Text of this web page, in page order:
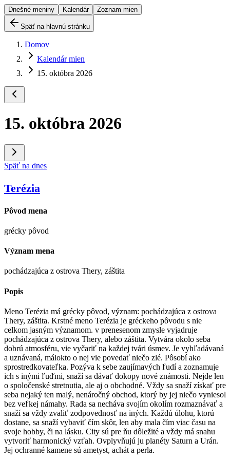
Dnešné meniny Kalendár Zoznam mien
Späť na hlavnú stránku
Domov
Kalendár mien
15. októbra 2026
15. októbra 2026
Späť na dnes
Terézia
Pôvod mena
grécky pôvod
Význam mena
pochádzajúca z ostrova Thery, záštita
Popis
Meno Terézia má grécky pôvod, význam: pochádzajúca z ostrova
Thery, záštita. Krstné meno Terézia je gréckeho pôvodu s nie
celkom jasným významom. v prenesenom zmysle vyjadruje
pochádzajúca z ostrova Thery, alebo záštita. Vytvára okolo seba
dobrú atmosféru, vie vyčariť na každej tvári úsmev. Je vyhľadávaná
a uznávaná, málokto o nej vie povedať niečo zlé. Pôsobí ako
sprostredkovateľka. Pozýva k sebe zaujímavých ľudí a zoznamuje
ich s inými ľuďmi, snaží sa dávať dokopy nové známosti. Nejde len
o spoločenské stretnutia, ale aj o obchodné. Vždy sa snaží získať pre
seba nejaký ten malý, nenáročný obchod, ktorý by jej niečo vyniesol
bez veľkej námahy. Rada sa necháva svojím okolím rozmaznávať a
snaží sa vždy zvaliť zodpovednosť na iných. Každú úlohu, ktorú
dostane, sa snaží vybaviť čím skôr, len aby mala čím viac času na
svoje hobby, či na lásku. City sú pre ňu dôležité a vždy má snahu
vytvoriť harmonický vzťah. Ovplyvňujú ju planéty Saturn a Urán.
Jej ochranné kamene sú ametyst, achát a perla.